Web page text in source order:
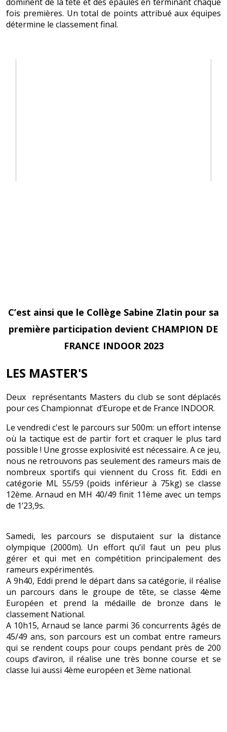
fois premières. Un total de points attribué aux équipes
détermine le classement final.
C’est ainsi que le Collège Sabine Zlatin pour sa
première participation devient CHAMPION DE
FRANCE INDOOR 2023
LES MASTER'S
Deux représentants Masters du club se sont déplacés
pour ces Championnat d’Europe et de France INDOOR.
Le vendredi c'est le parcours sur 500m: un effort intense
où la tactique est de partir fort et craquer le plus tard
possible ! Une grosse explosivité est nécessaire. A ce jeu,
nous ne retrouvons pas seulement des rameurs mais de
nombreux sportifs qui viennent du Cross fit. Eddi en
catégorie ML 55/59 (poids inférieur à 75kg) se classe
12ème. Arnaud en MH 40/49 finit 11ème avec un temps
de 1’23,9s.
Samedi, les parcours se disputaient sur la distance
olympique (2000m). Un effort qu’il faut un peu plus
gérer et qui met en compétition principalement des
rameurs expérimentés.
A 9h40, Eddi prend le départ dans sa catégorie, il réalise
un parcours dans le groupe de tête, se classe 4ème
Européen et prend la médaille de bronze dans le
classement National.
A 10h15, Arnaud se lance parmi 36 concurrents âgés de
45/49 ans, son parcours est un combat entre rameurs
qui se rendent coups pour coups pendant près de 200
coups d’aviron, il réalise une très bonne course et se
classe lui aussi 4ème européen et 3ème national.